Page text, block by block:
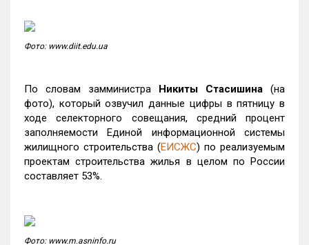
Фото: www.diit.edu.ua
По словам замминистра Никиты Стасишина (на
фото), который озвучил данные цифры в пятницу в
ходе селекторного совещания, средний процент
заполняемости Единой информационной системы
жилищного строительства (ЕИСЖС) по реализуемым
проектам строительства жилья в целом по России
составляет 53%.
Фото: www.m.asninfo.ru